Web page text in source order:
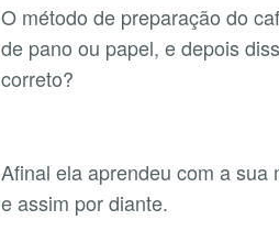
O método de preparação do
de pano ou papel, e depois
correto?
Afinal ela aprendeu com a
e assim por diante.